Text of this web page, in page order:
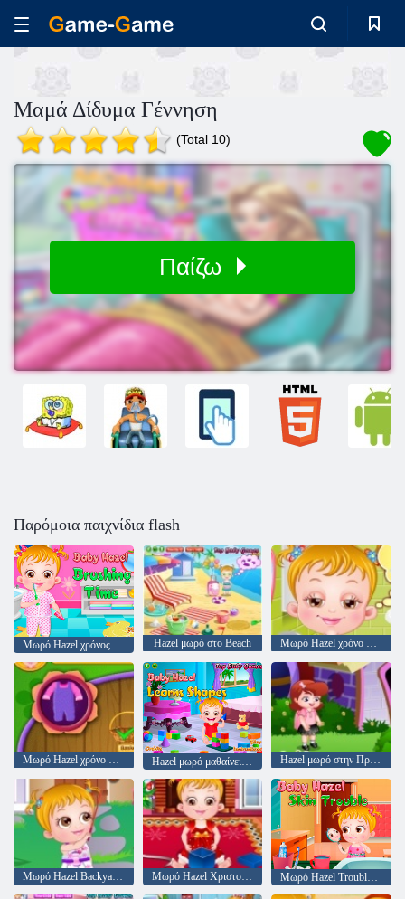
Μαμά Δίδυμα Γέννηση
(Total 10)
Παίζω
Παρόμοια παιχνίδια flash
Μωρό Hazel χρόνος βουρτσίσματος Hazel μωρό στο Beach Μωρό Hazel χρόνο κρεβάτι
Μωρό Hazel χρόνο κηπουρική Hazel μωρό στην Προσχολική
Μωρό Hazel Backyard Κόμμα Μωρό Hazel Χριστούγεννα ώρα Μωρό Hazel Trouble δέρμα